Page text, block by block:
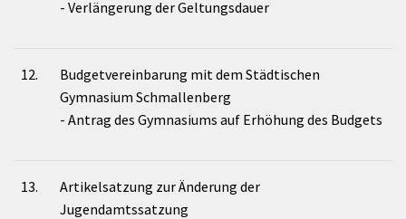
- Verlängerung der Geltungsdauer
12.
Budgetvereinbarung mit dem Städtischen
Gymnasium Schmallenberg
- Antrag des Gymnasiums auf Erhöhung des Budgets
13.
Artikelsatzung zur Änderung der
Jugendamtssatzung